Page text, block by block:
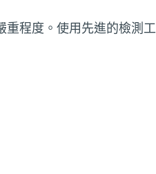
重程度。使用先進的檢測工